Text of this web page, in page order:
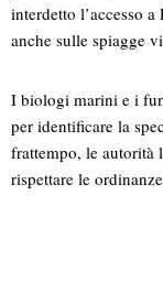
interdetto l’accesso
anche sulle spiagge
I biologi marini e i
per identificare la
frattempo, le autorità
rispettare le